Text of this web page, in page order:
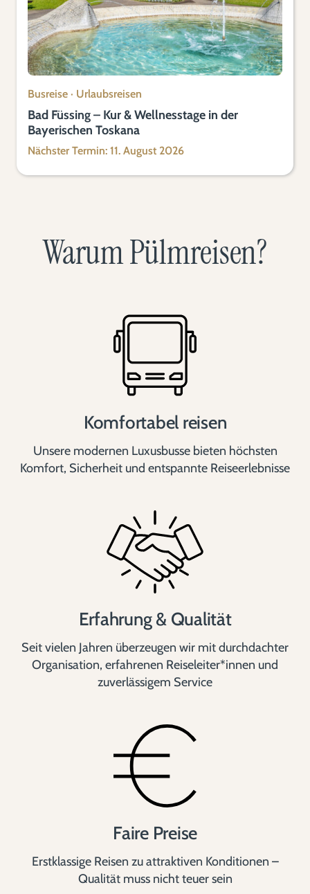
Busreise · Urlaubsreisen
Bad Füssing – Kur & Wellnesstage in der
Bayerischen Toskana
Nächster Termin: 11. August 2026
Warum Pülmreisen?
Komfortabel reisen
Unsere modernen Luxusbusse bieten höchsten
Komfort, Sicherheit und entspannte Reiseerlebnisse
Erfahrung & Qualität
Seit vielen Jahren überzeugen wir mit durchdachter
Organisation, erfahrenen Reiseleiter*innen und
zuverlässigem Service
Faire Preise
Erstklassige Reisen zu attraktiven Konditionen –
Qualität muss nicht teuer sein